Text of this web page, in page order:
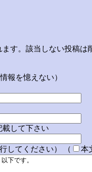
ます。該当しない投稿は
報を憶えない）
載して下さい
してください） （ 本